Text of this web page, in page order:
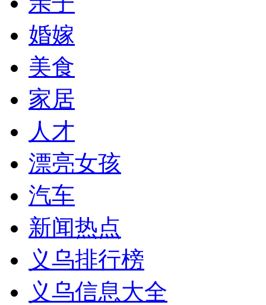
婚嫁
美食
家居
人才
漂亮女孩
汽车
新闻热点
义乌排行榜
义乌信息大全